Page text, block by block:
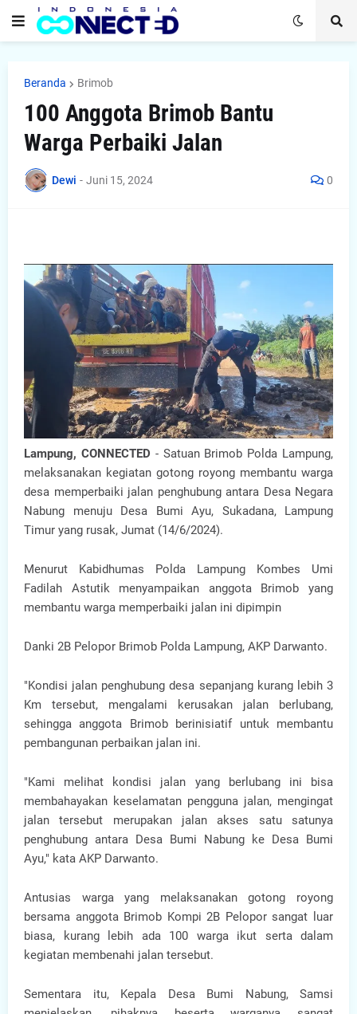
Beranda Brimob
100 Anggota Brimob Bantu
Warga Perbaiki Jalan
Dewi - Juni 15, 2024 0
Lampung, CONNECTED - Satuan Brimob Polda Lampung,
melaksanakan kegiatan gotong royong membantu warga
desa memperbaiki jalan penghubung antara Desa Negara
Nabung menuju Desa Bumi Ayu, Sukadana, Lampung
Timur yang rusak, Jumat (14/6/2024).
Menurut Kabidhumas Polda Lampung Kombes Umi
Fadilah Astutik menyampaikan anggota Brimob yang
membantu warga memperbaiki jalan ini dipimpin
Danki 2B Pelopor Brimob Polda Lampung, AKP Darwanto.
"Kondisi jalan penghubung desa sepanjang kurang lebih 3
Km tersebut, mengalami kerusakan jalan berlubang,
sehingga anggota Brimob berinisiatif untuk membantu
pembangunan perbaikan jalan ini.
"Kami melihat kondisi jalan yang berlubang ini bisa
membahayakan keselamatan pengguna jalan, mengingat
jalan tersebut merupakan jalan akses satu satunya
penghubung antara Desa Bumi Nabung ke Desa Bumi
Ayu," kata AKP Darwanto.
Antusias warga yang melaksanakan gotong royong
bersama anggota Brimob Kompi 2B Pelopor sangat luar
biasa, kurang lebih ada 100 warga ikut serta dalam
kegiatan membenahi jalan tersebut.
Sementara itu, Kepala Desa Bumi Nabung, Samsi